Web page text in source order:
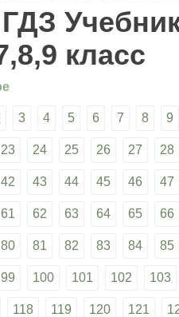
класс
3 4 5 6 7 8 9
23 24 25 26 27 28
42 43 44 45 46 47
61 62 63 64 65 66
80 81 82 83 84 85
99 100 101 102 103
118 119 120 121